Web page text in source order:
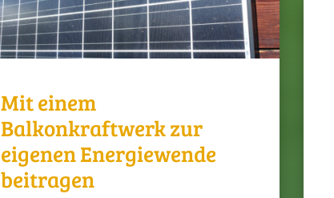
Mit einem
Balkonkraftwerk zur
eigenen Energiewende
beitragen